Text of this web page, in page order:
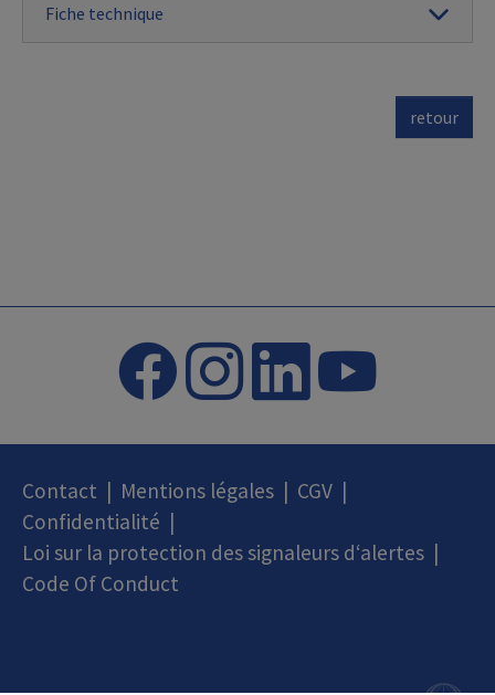
Fiche technique
retour
Contact Mentions légales CGV
Confidentialité
Loi sur la protection des signaleurs d‘alertes
Code Of Conduct